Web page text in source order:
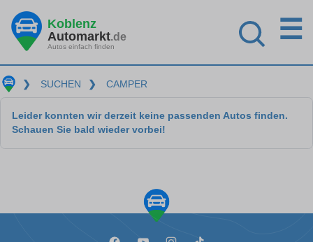
Koblenz
Automarkt.de
Autos einfach finden
☰
❯ SUCHEN ❯ CAMPER
Leider konnten wir derzeit keine passenden Autos finden.
Schauen Sie bald wieder vorbei!